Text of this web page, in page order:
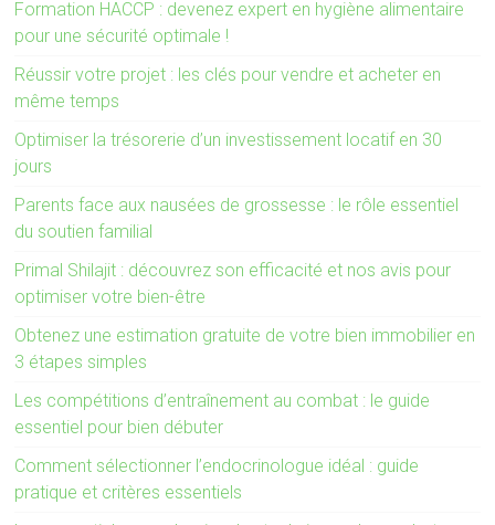
Formation HACCP : devenez expert en hygiène alimentaire
pour une sécurité optimale !
Réussir votre projet : les clés pour vendre et acheter en
même temps
Optimiser la trésorerie d’un investissement locatif en 30
jours
Parents face aux nausées de grossesse : le rôle essentiel
du soutien familial
Primal Shilajit : découvrez son efficacité et nos avis pour
optimiser votre bien-être
Obtenez une estimation gratuite de votre bien immobilier en
3 étapes simples
Les compétitions d’entraînement au combat : le guide
essentiel pour bien débuter
Comment sélectionner l’endocrinologue idéal : guide
pratique et critères essentiels